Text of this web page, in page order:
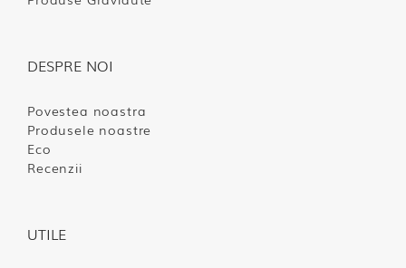
DESPRE NOI
Povestea noastra
Produsele noastre
Eco
Recenzii
UTILE